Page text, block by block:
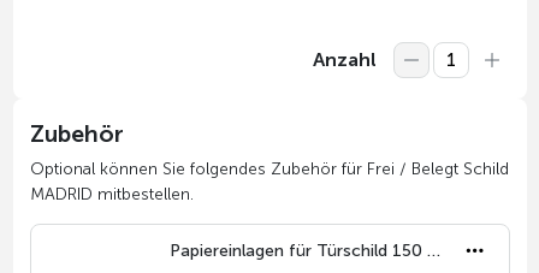
Anzahl
Zubehör
Optional können Sie folgendes Zubehör für Frei / Belegt Schild
MADRID mitbestellen.
Papiereinlagen für Türschild 150 x 150 mm, Set 50 Blatt